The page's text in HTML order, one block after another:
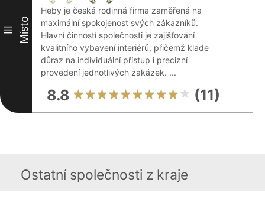
III Místo
Heby je česká rodinná firma zaměřená na
maximální spokojenost svých zákazníků.
Hlavní činností společnosti je zajišťování
kvalitního vybavení interiérů, přičemž klade
důraz na individuální přístup i precizní
provedení jednotlivých zakázek. ...
8.8 (11)
Ostatní společnosti z kraje